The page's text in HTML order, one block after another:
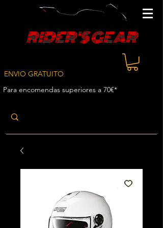
RIDER'S GEAR
ENVIO GRATUITO
Para encomendas superiores a 70€*